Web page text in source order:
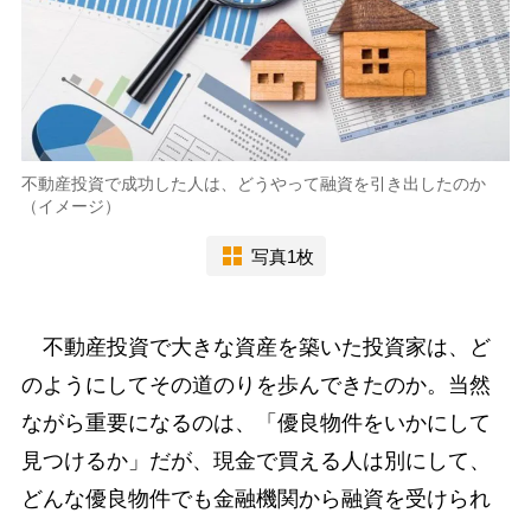
不動産投資で成功した人は、どうやって融資を引き出したのか
（イメージ）
写真1枚
不動産投資で大きな資産を築いた投資家は、ど
のようにしてその道のりを歩んできたのか。当然
ながら重要になるのは、「優良物件をいかにして
見つけるか」だが、現金で買える人は別にして、
どんな優良物件でも金融機関から融資を受けられ